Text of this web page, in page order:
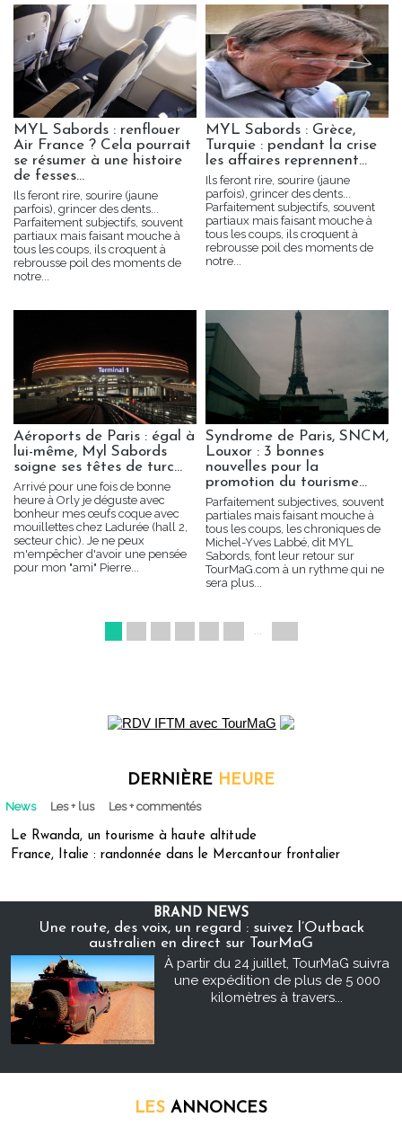
MYL Sabords : renflouer
Air France ? Cela pourrait
se résumer à une histoire
de fesses...
Ils feront rire, sourire (jaune
parfois), grincer des dents...
Parfaitement subjectifs, souvent
partiaux mais faisant mouche à
tous les coups, ils croquent à
rebrousse poil des moments de
notre...
MYL Sabords : Grèce,
Turquie : pendant la crise
les affaires reprennent...
Ils feront rire, sourire (jaune
parfois), grincer des dents...
Parfaitement subjectifs, souvent
partiaux mais faisant mouche à
tous les coups, ils croquent à
rebrousse poil des moments de
notre...
Aéroports de Paris : égal à
lui-même, Myl Sabords
soigne ses têtes de turc...
Arrivé pour une fois de bonne
heure à Orly je déguste avec
bonheur mes œufs coque avec
mouillettes chez Ladurée (hall 2,
secteur chic). Je ne peux
m'empêcher d'avoir une pensée
pour mon "ami" Pierre...
Syndrome de Paris, SNCM,
Louxor : 3 bonnes
nouvelles pour la
promotion du tourisme...
Parfaitement subjectives, souvent
partiales mais faisant mouche à
tous les coups, les chroniques de
Michel-Yves Labbé, dit MYL
Sabords, font leur retour sur
TourMaG.com à un rythme qui ne
sera plus...
...
DERNIÈRE HEURE
News Les + lus Les + commentés
Le Rwanda, un tourisme à haute altitude
France, Italie : randonnée dans le Mercantour frontalier
BRAND NEWS
Une route, des voix, un regard : suivez l’Outback
australien en direct sur TourMaG
À partir du 24 juillet, TourMaG suivra
une expédition de plus de 5 000
kilomètres à travers...
LES ANNONCES